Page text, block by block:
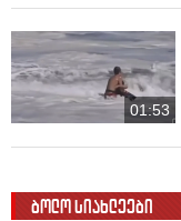
01:53
ბოლო სიახლეები